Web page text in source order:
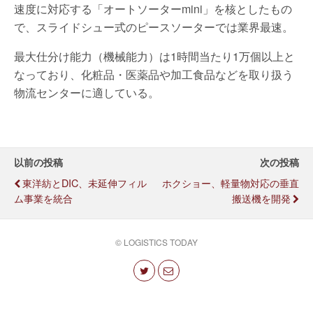
速度に対応する「オートソーターmini」を核としたもの
で、スライドシュー式のピースソーターでは業界最速。
最大仕分け能力（機械能力）は1時間当たり1万個以上と
なっており、化粧品・医薬品や加工食品などを取り扱う
物流センターに適している。
以前の投稿
東洋紡とDIC、未延伸フィル
ム事業を統合
次の投稿
ホクショー、軽量物対応の垂直
搬送機を開発
© LOGISTICS TODAY